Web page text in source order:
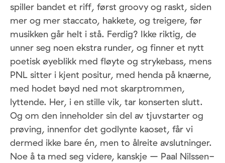
spiller bandet et riff, først groovy og raskt, siden
mer og mer staccato, hakkete, og treigere, før
musikken går helt i stå. Ferdig? Ikke riktig, de
unner seg noen ekstra runder, og finner et nytt
poetisk øyeblikk med fløyte og strykebass, mens
PNL sitter i kjent positur, med henda på knærne,
med hodet bøyd ned mot skarptrommen,
lyttende. Her, i en stille vik, tar konserten slutt.
Og om den inneholder sin del av tjuvstarter og
prøving, innenfor det godlynte kaoset, får vi
dermed ikke bare én, men to ålreite avslutninger.
Noe å ta med seg videre, kanskje – Paal Nilssen-